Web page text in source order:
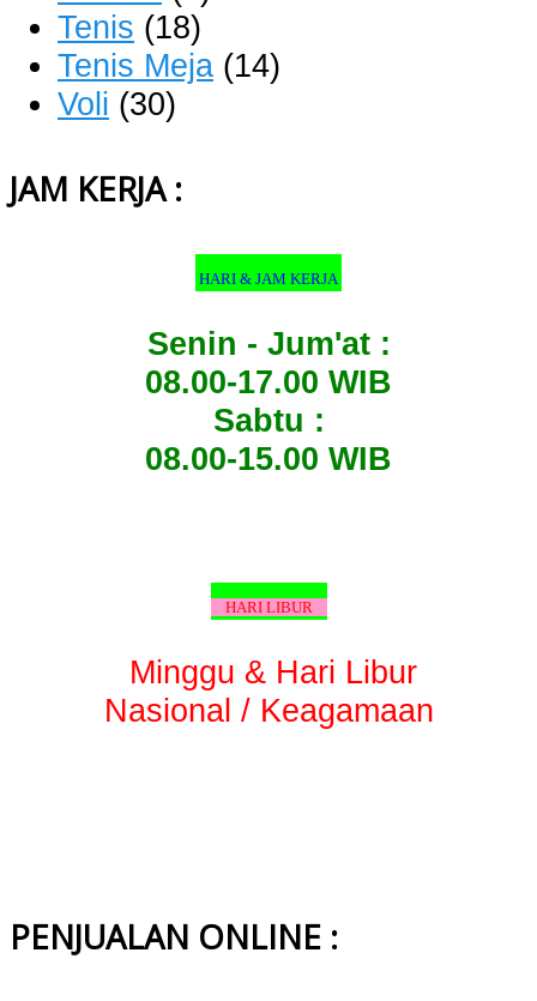
Tenis (18)
Tenis Meja (14)
Voli (30)
JAM KERJA :
HARI & JAM KERJA
Senin - Jum'at :
08.00-17.00 WIB
Sabtu :
08.00-15.00 WIB
HARI LIBUR
Minggu & Hari Libur
Nasional / Keagamaan
PENJUALAN ONLINE :